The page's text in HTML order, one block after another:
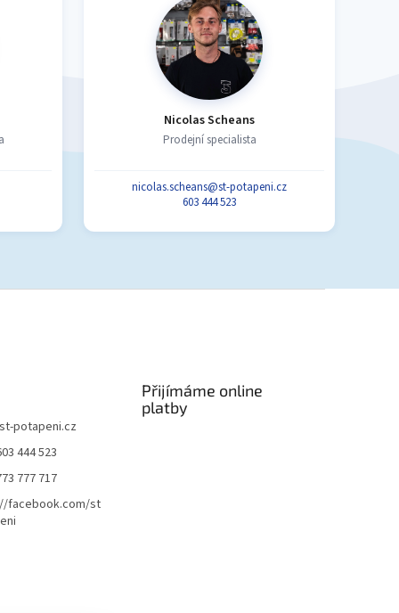
Nicolas Scheans
Prodejní specialista
nicolas.scheans@st-potapeni.cz
603 444 523
st-potapeni.cz
444 523
777 717
facebook.com/st
Přijímáme online
platby